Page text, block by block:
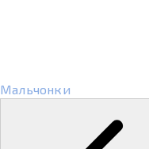
Мальчонки